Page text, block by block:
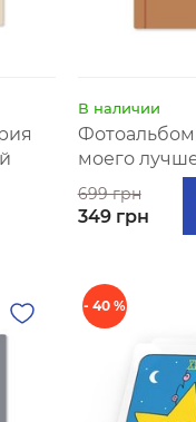
В наличии
Фотоальбом
моего
699 грн
349 грн
- 40 %